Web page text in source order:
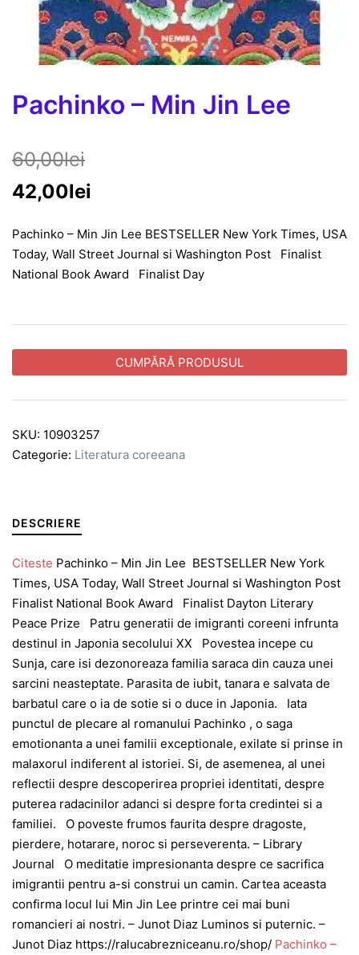
Pachinko – Min Jin Lee
60,00lei
42,00lei
Pachinko – Min Jin Lee BESTSELLER New York Times, USA
Today, Wall Street Journal si Washington Post Finalist
National Book Award Finalist Day
CUMPĂRĂ PRODUSUL
SKU: 10903257
Categorie: Literatura coreeana
DESCRIERE
Citeste Pachinko – Min Jin Lee BESTSELLER New York
Times, USA Today, Wall Street Journal si Washington Post
Finalist National Book Award Finalist Dayton Literary
Peace Prize Patru generatii de imigranti coreeni infrunta
destinul in Japonia secolului XX Povestea incepe cu
Sunja, care isi dezonoreaza familia saraca din cauza unei
sarcini neasteptate. Parasita de iubit, tanara e salvata de
barbatul care o ia de sotie si o duce in Japonia. Iata
punctul de plecare al romanului Pachinko , o saga
emotionanta a unei familii exceptionale, exilate si prinse in
malaxorul indiferent al istoriei. Si, de asemenea, al unei
reflectii despre descoperirea propriei identitati, despre
puterea radacinilor adanci si despre forta credintei si a
familiei. O poveste frumos faurita despre dragoste,
pierdere, hotarare, noroc si perseverenta. – Library
Journal O meditatie impresionanta despre ce sacrifica
imigrantii pentru a-si construi un camin. Cartea aceasta
confirma locul lui Min Jin Lee printre cei mai buni
romancieri ai nostri. – Junot Diaz Luminos si puternic. –
Junot Diaz https://ralucabrezniceanu.ro/shop/ Pachinko –